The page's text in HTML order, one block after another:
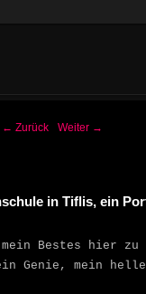
← Zurück Weiter →
in Tiflis, ein
Bestes hier
Genie, mein